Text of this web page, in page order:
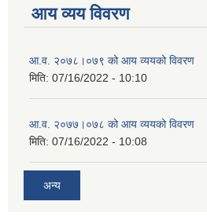
आय व्यय विवरण
आ.व. २०७८।०७९ को आय व्ययको विवरण
मिति: 07/16/2022 - 10:10
आ.व. २०७७।०७८ को आय व्ययको विवरण
मिति: 07/16/2022 - 10:08
अन्य